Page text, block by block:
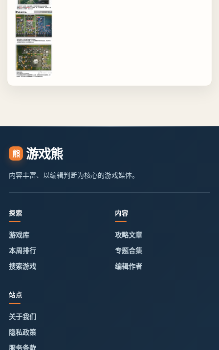
熊 游戏熊
内容丰富、以编辑判断为核心的游戏媒体。
探索
游戏库
本周排行
搜索游戏
内容
攻略文章
专题合集
编辑作者
站点
关于我们
隐私政策
服务条款